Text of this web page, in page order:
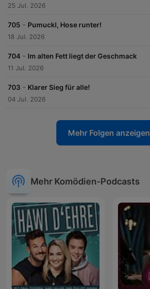
25 Jul. 2026
705 - Pumuckl, Hose runter!
18 Jul. 2026
704 - Im alten Fett liegt der Geschmack
11 Jul. 2026
703 - Klarer Sieg für alle!
04 Jul. 2026
Mehr Folgen anzeigen
Mehr Komödien-Podcasts